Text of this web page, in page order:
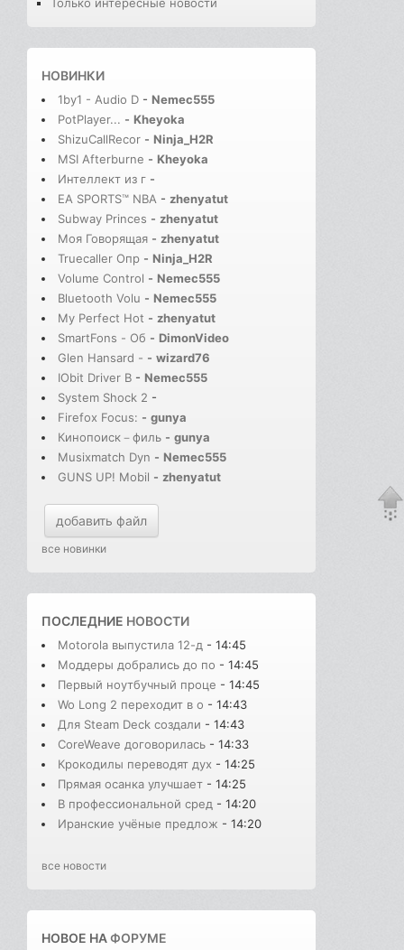
Только интересные новости
НОВИНКИ
1by1 - Audio D - Nemec555
PotPlayer... - Kheyoka
ShizuCallRecor - Ninja_H2R
MSI Afterburne - Kheyoka
Интеллект из г -
EA SPORTS™ NBA - zhenyatut
Subway Princes - zhenyatut
Моя Говорящая - zhenyatut
Truecaller Опр - Ninja_H2R
Volume Control - Nemec555
Bluetooth Volu - Nemec555
My Perfect Hot - zhenyatut
SmartFons - Об - DimonVideo
Glen Hansard - - wizard76
IObit Driver B - Nemec555
System Shock 2 -
Firefox Focus: - gunya
Кинопоиск－филь - gunya
Musixmatch Dyn - Nemec555
GUNS UP! Mobil - zhenyatut
добавить файл
все новинки
ПОСЛЕДНИЕ НОВОСТИ
Motorola выпустила 12-д - 14:45
Моддеры добрались до по - 14:45
Первый ноутбучный проце - 14:45
Wo Long 2 переходит в о - 14:43
Для Steam Deck создали - 14:43
CoreWeave договорилась - 14:33
Крокодилы переводят дух - 14:25
Прямая осанка улучшает - 14:25
В профессиональной сред - 14:20
Иранские учёные предлож - 14:20
все новости
НОВОЕ НАФОРУМЕ